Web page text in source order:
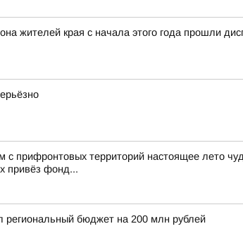
жителей края с начала этого года прошли
с прифронтовых территорий настоящее лето
привёз фонд...
региональный бюджет на 200 млн рублей